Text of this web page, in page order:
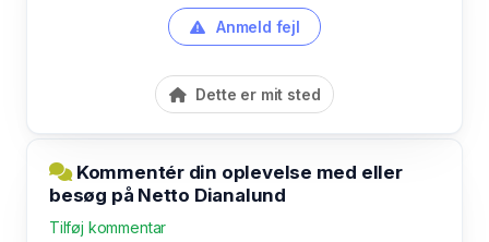
Anmeld fejl
Dette er mit sted
Kommentér din oplevelse med eller
besøg på Netto Dianalund
Tilføj kommentar